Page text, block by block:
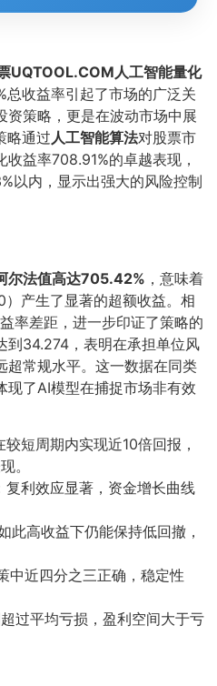
UQTOOL.COM人工智能量化
总收益率引起了市场的广泛关
资策略，更是在波动市场中展
略通过人工智能算法对股票市
益率708.91%的卓越表现，
以内，显示出强大的风险控制
尔法值高达705.42% ，意味着
产生了显著的超额收益。相
率差距，进一步印证了策略的
到34.274，表明在承担单位风
超常规水平。这一数据在同类
现了AI模型在捕捉市场非有效
较短周期内实现近10倍回报，
。
复利效应显著，资金增长曲线
此高收益下仍能保持低回撤，
中近四分之三正确，稳定性
超过平均亏损，盈利空间大于亏